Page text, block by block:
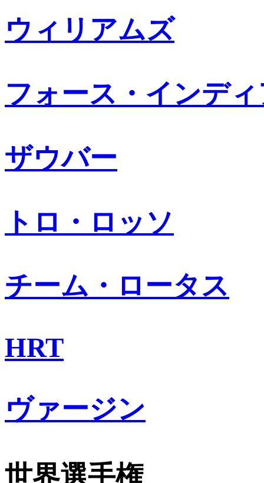
ウィリアムズ
フォース・インデ
ザウバー
トロ・ロッソ
チーム・ロータス
HRT
ヴァージン
世界選手権